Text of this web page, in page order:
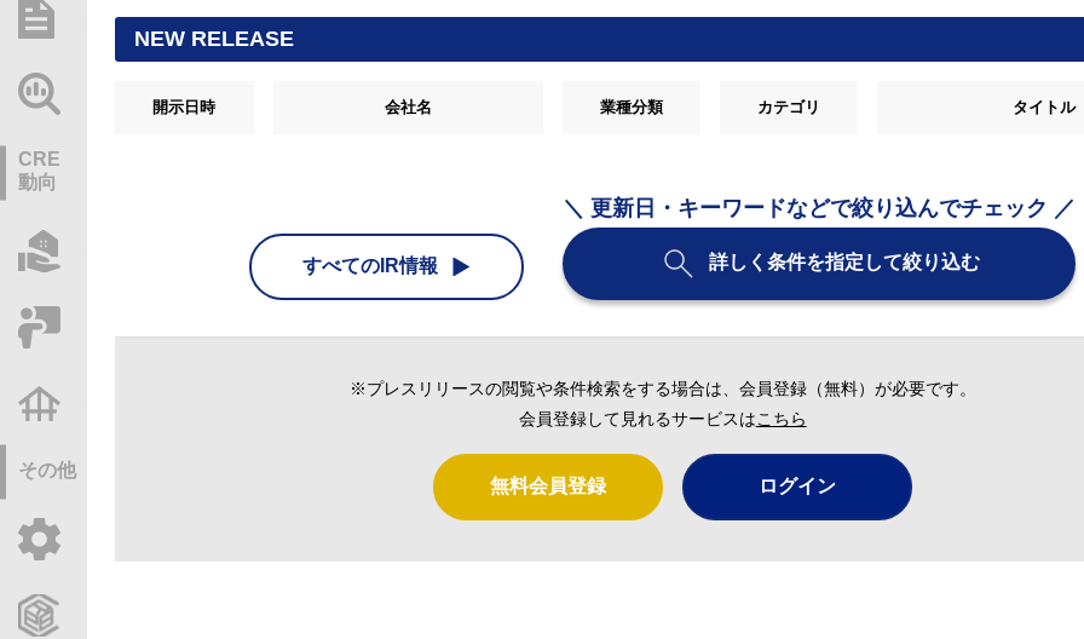
総研レポート・分析
CRE
動向
その他
NEW RELEASE
開示日時 会社名 業種分類 カテゴリ タイトル
すべてのIR情報
＼ 更新日・キーワードなどで絞り込んでチェック ／
詳しく条件を指定して絞り込む
※プレスリリースの閲覧や条件検索をする場合は、会員登録（無料）が必要です。
会員登録して見れるサービスはこちら
無料会員登録 ログイン